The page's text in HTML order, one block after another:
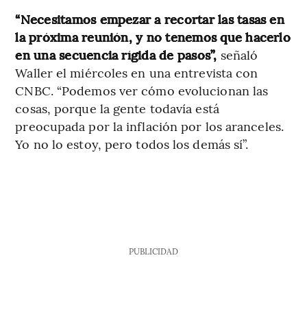
“Necesitamos empezar a recortar las tasas en
la próxima reunión, y no tenemos que hacerlo
en una secuencia rígida de pasos”, señaló
Waller el miércoles en una entrevista con
CNBC. “Podemos ver cómo evolucionan las
cosas, porque la gente todavía está
preocupada por la inflación por los aranceles.
Yo no lo estoy, pero todos los demás sí”.
PUBLICIDAD